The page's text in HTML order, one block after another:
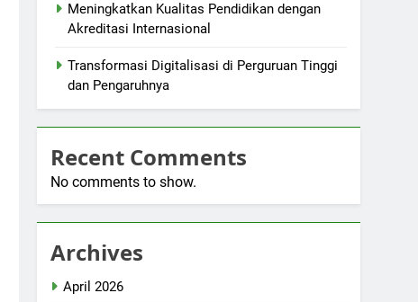
Meningkatkan Kualitas Pendidikan dengan
Akreditasi Internasional
Transformasi Digitalisasi di Perguruan Tinggi
dan Pengaruhnya
Recent Comments
No comments to show.
Archives
April 2026